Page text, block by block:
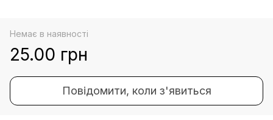
Немає в наявності
25.00 грн
Повідомити, коли з'явиться